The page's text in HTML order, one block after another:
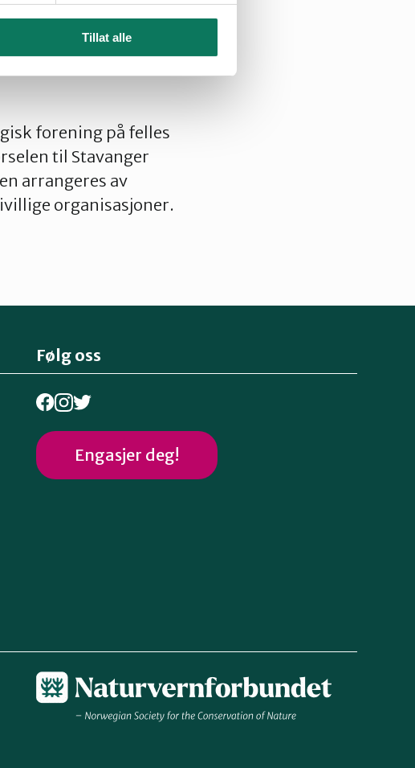
Tillat alle
forening på felles
til Stavanger
arrangeres av
organisasjoner.
Følg oss
Engasjer deg!